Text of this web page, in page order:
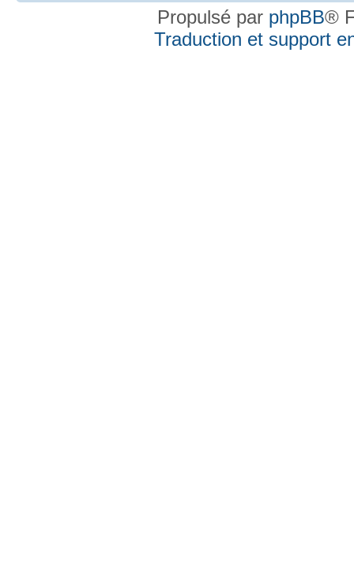
Propulsé par phpBB®
Traduction et support